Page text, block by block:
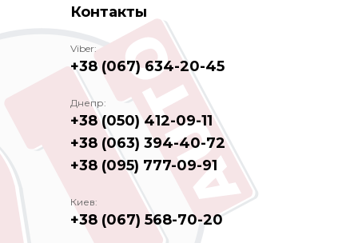
Контакты
Viber:
+38 (067) 634-20-45
Днепр:
+38 (050) 412-09-11
+38 (063) 394-40-72
+38 (095) 777-09-91
Киев:
+38 (067) 568-70-20